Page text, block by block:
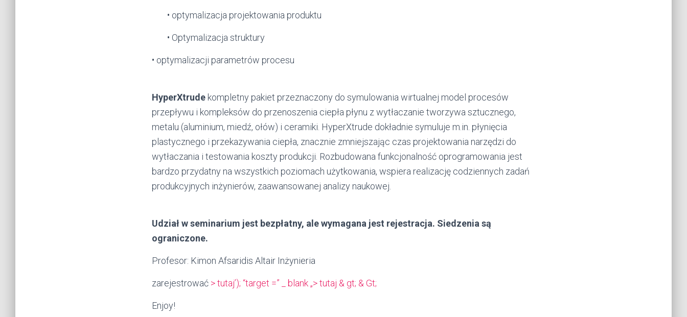
• optymalizacja projektowania produktu
• Optymalizacja struktury
• optymalizacji parametrów procesu
HyperXtrude kompletny pakiet przeznaczony do symulowania wirtualnej model procesów
przepływu i kompleksów do przenoszenia ciepła płynu z wytłaczanie tworzywa sztucznego,
metalu (aluminium, miedź, ołów) i ceramiki. HyperXtrude dokładnie symuluje m.in. płynięcia
plastycznego i przekazywania ciepła, znacznie zmniejszając czas projektowania narzędzi do
wytłaczania i testowania koszty produkcji. Rozbudowana funkcjonalność oprogramowania jest
bardzo przydatny na wszystkich poziomach użytkowania, wspiera realizację codziennych zadań
produkcyjnych inżynierów, zaawansowanej analizy naukowej.
Udział w seminarium jest bezpłatny, ale wymagana jest rejestracja. Siedzenia są
ograniczone.
Profesor: Kimon Afsaridis Altair Inżynieria
zarejestrować > tutaj’); “target =” _ blank „> tutaj & gt; & Gt;
Enjoy!